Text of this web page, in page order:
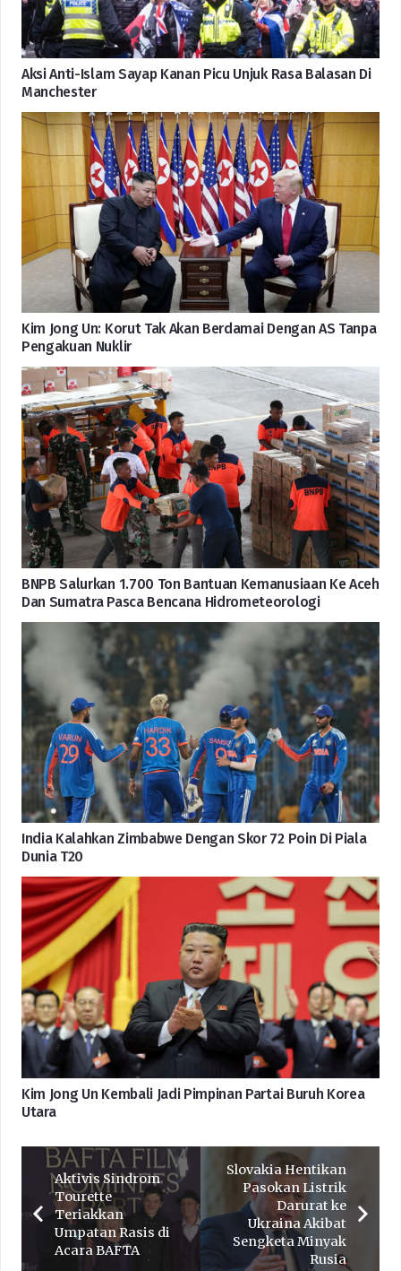
Aksi Anti-Islam Sayap Kanan Picu Unjuk Rasa Balasan Di
Manchester
Kim Jong Un: Korut Tak Akan Berdamai Dengan AS Tanpa
Pengakuan Nuklir
BNPB Salurkan 1.700 Ton Bantuan Kemanusiaan Ke Aceh
Dan Sumatra Pasca Bencana Hidrometeorologi
India Kalahkan Zimbabwe Dengan Skor 72 Poin Di Piala
Dunia T20
Kim Jong Un Kembali Jadi Pimpinan Partai Buruh Korea
Utara
Aktivis Sindrom
Tourette
Teriakkan
Umpatan Rasis di
Acara BAFTA
Slovakia Hentikan
Pasokan Listrik
Darurat ke
Ukraina Akibat
Sengketa Minyak
Rusia